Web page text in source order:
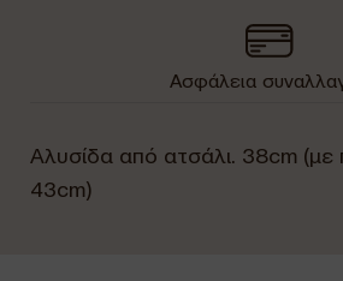
Ασφάλεια
Αλυσίδα από ατσάλι. 38cm (με
43cm)